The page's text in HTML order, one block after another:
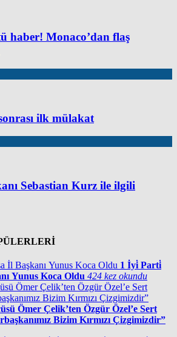
haber! Monaco’dan flaş
ilk mülakat
Sebastian Kurz ile ilgili
1 İyi̇ Parti̇
Yunus Koca Oldu 424 kez okundu
Ömer Çelik’ten Özgür Özel’e Sert
Bizim Kırmızı Çizgimizdir”